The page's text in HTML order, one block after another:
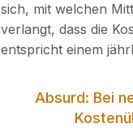
sich, mit welchen
verlangt, dass die
entspricht einem
Absurd: Bei